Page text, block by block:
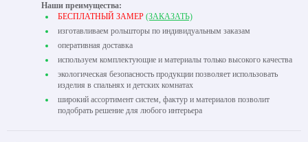
Наши преимущества:
БЕСПЛАТНЫЙ ЗАМЕР (ЗАКАЗАТЬ)
изготавливаем рольшторы по индивидуальным заказам
оперативная доставка
используем комплектующие и материалы только высокого качества
экологическая безопасность продукции позволяет использовать
изделия в спальнях и детских комнатах
широкий ассортимент систем, фактур и материалов позволит
подобрать решение для любого интерьера